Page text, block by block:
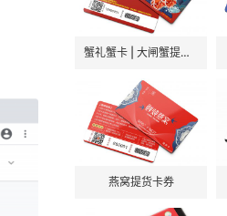
蟹礼蟹卡 | 大闸蟹提货卡券
燕窝提货卡券